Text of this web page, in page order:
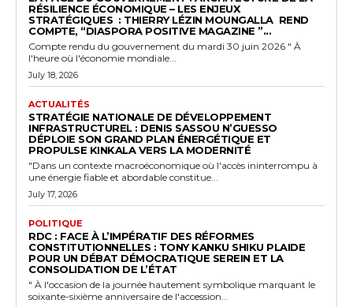
RÉSILIENCE ÉCONOMIQUE – LES ENJEUX
STRATÉGIQUES : THIERRY LÉZIN MOUNGALLA REND
COMPTE, “DIASPORA POSITIVE MAGAZINE ”...
Compte rendu du gouvernement du mardi 30 juin 2026 " À
l'heure où l'économie mondiale...
July 18, 2026
ACTUALITÉS
STRATÉGIE NATIONALE DE DÉVELOPPEMENT
INFRASTRUCTUREL : DENIS SASSOU N’GUESSO
DÉPLOIE SON GRAND PLAN ÉNERGÉTIQUE ET
PROPULSE KINKALA VERS LA MODERNITÉ
"Dans un contexte macroéconomique où l'accès ininterrompu à
une énergie fiable et abordable constitue...
July 17, 2026
POLITIQUE
RDC : FACE À L’IMPÉRATIF DES RÉFORMES
CONSTITUTIONNELLES : TONY KANKU SHIKU PLAIDE
POUR UN DÉBAT DÉMOCRATIQUE SEREIN ET LA
CONSOLIDATION DE L’ÉTAT
" À l'occasion de la journée hautement symbolique marquant le
soixante-sixième anniversaire de l'accession...